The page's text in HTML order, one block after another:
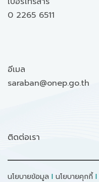
0 2265 6511
อีเมล
saraban@onep.go.th
ติดต่อเรา
นโยบายข้อมูล I นโยบายคุกกี้ I